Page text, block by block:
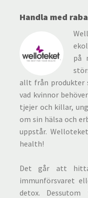
Handla med
på
allt från produkter
vad kvinnor
tjejer och killar,
om sin hälsa och
uppstår.
health!
Det går att
immunförsvaret
detox.